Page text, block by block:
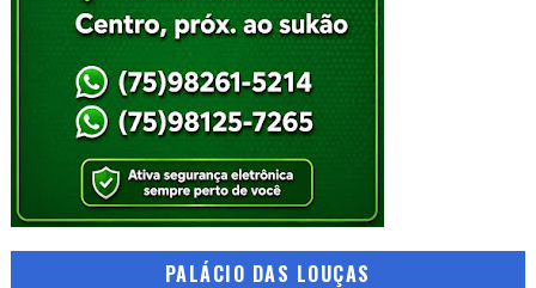
PALÁCIO DAS LOUÇAS